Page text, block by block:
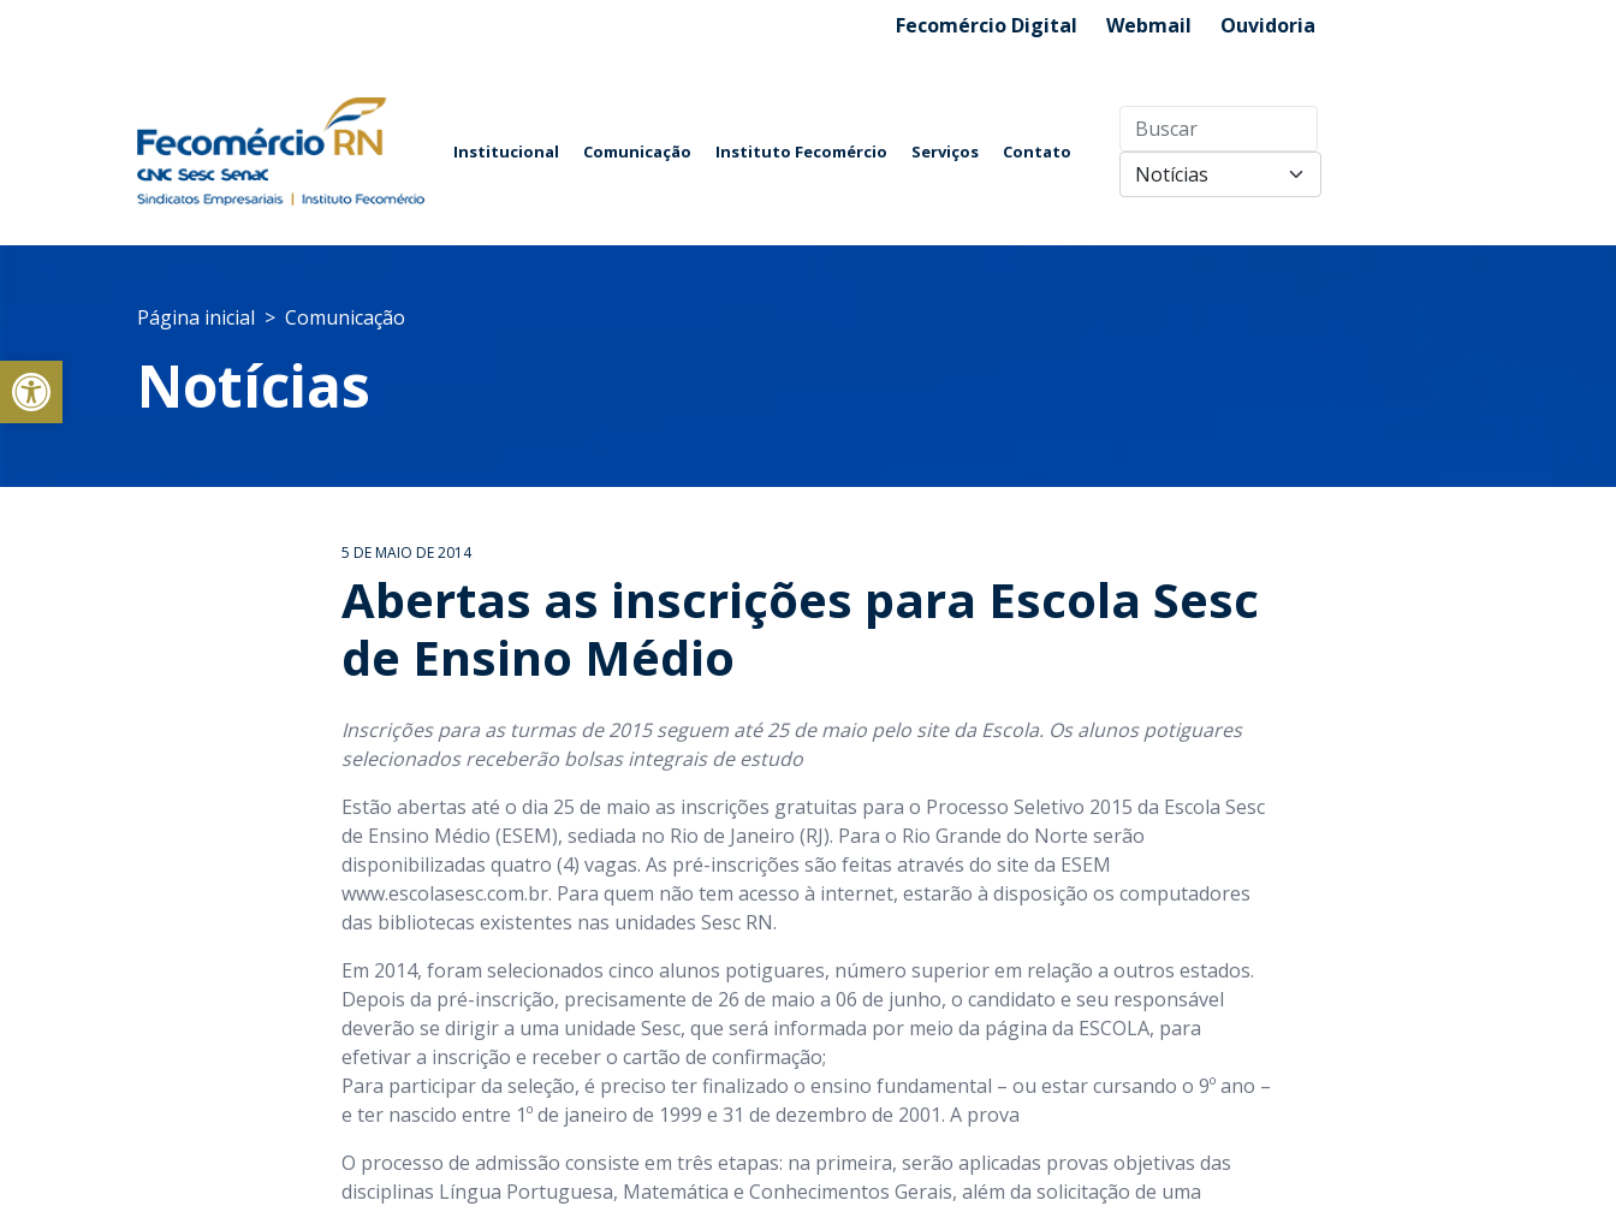
Abrir a barra de ferramentas
Fecomércio Digital Webmail Ouvidoria
Institucional Comunicação Instituto Fecomércio Serviços Contato
Página inicial Comunicação
Notícias
5 DE MAIO DE 2014
Abertas as inscrições para Escola Sesc
de Ensino Médio
Inscrições para as turmas de 2015 seguem até 25 de maio pelo site da Escola. Os alunos potiguares
selecionados receberão bolsas integrais de estudo
Estão abertas até o dia 25 de maio as inscrições gratuitas para o Processo Seletivo 2015 da Escola Sesc
de Ensino Médio (ESEM), sediada no Rio de Janeiro (RJ). Para o Rio Grande do Norte serão
disponibilizadas quatro (4) vagas. As pré-inscrições são feitas através do site da ESEM
www.escolasesc.com.br. Para quem não tem acesso à internet, estarão à disposição os computadores
das bibliotecas existentes nas unidades Sesc RN.
Em 2014, foram selecionados cinco alunos potiguares, número superior em relação a outros estados.
Depois da pré-inscrição, precisamente de 26 de maio a 06 de junho, o candidato e seu responsável
deverão se dirigir a uma unidade Sesc, que será informada por meio da página da ESCOLA, para
efetivar a inscrição e receber o cartão de confirmação;
Para participar da seleção, é preciso ter finalizado o ensino fundamental – ou estar cursando o 9º ano –
e ter nascido entre 1º de janeiro de 1999 e 31 de dezembro de 2001. A prova
O processo de admissão consiste em três etapas: na primeira, serão aplicadas provas objetivas das
disciplinas Língua Portuguesa, Matemática e Conhecimentos Gerais, além da solicitação de uma